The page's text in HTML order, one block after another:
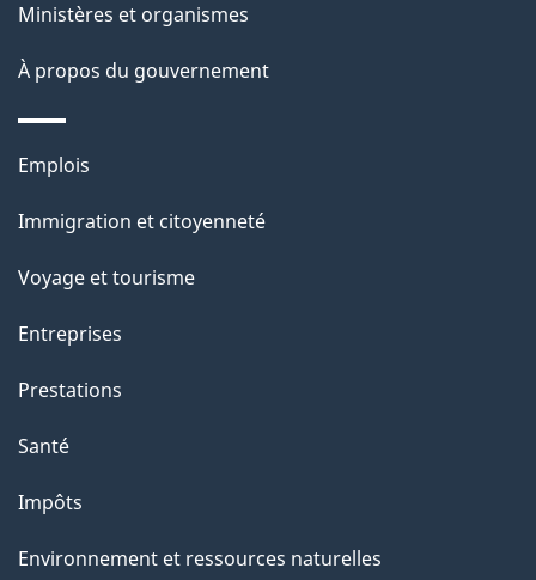
a
g
e
Ministères et organismes
À propos du gouvernement
Thèmes
sujets
Emplois
Immigration et citoyenneté
Voyage et tourisme
Entreprises
Prestations
Santé
Impôts
Environnement et ressources naturelles